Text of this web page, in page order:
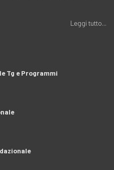
Leggi tutto...
Tg e Programmi